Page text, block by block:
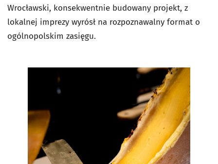
Wrocławski, konsekwentnie budowany projekt, z
lokalnej imprezy wyrósł na rozpoznawalny format o
ogólnopolskim zasięgu.